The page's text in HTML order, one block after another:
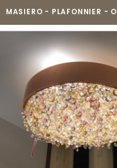
MASIERO - PLAFONNIER -